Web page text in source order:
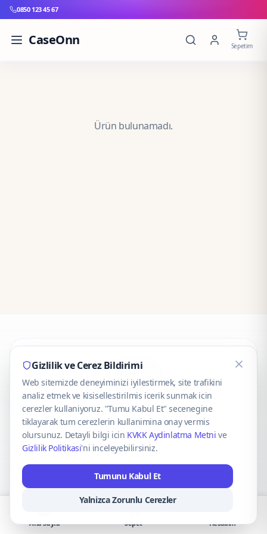
0850 123 45 67
CaseOnn Sepetim
Ürün bulunamadı.
CaseOnn
© 2025 CaseOnn. Tüm hakları saklıdır.
VISA Mastercard
Gizlilik ve Cerez Bildirimi
Web sitemizde deneyiminizi iyilestirmek, site trafikini
analiz etmek ve kisisellestirilmis icerik sunmak icin
cerezler kullaniyoruz. "Tumu Kabul Et" secenegine
tiklayarak tum cerezlerin kullanimina onay vermis
olursunuz. Detayli bilgi icin KVKK Aydinlatma Metni ve
Gizlilik Politikasi'ni inceleyebilirsiniz.
Tumunu Kabul Et
Yalnizca Zorunlu Cerezler
Ana Sayfa Sepet Hesabım